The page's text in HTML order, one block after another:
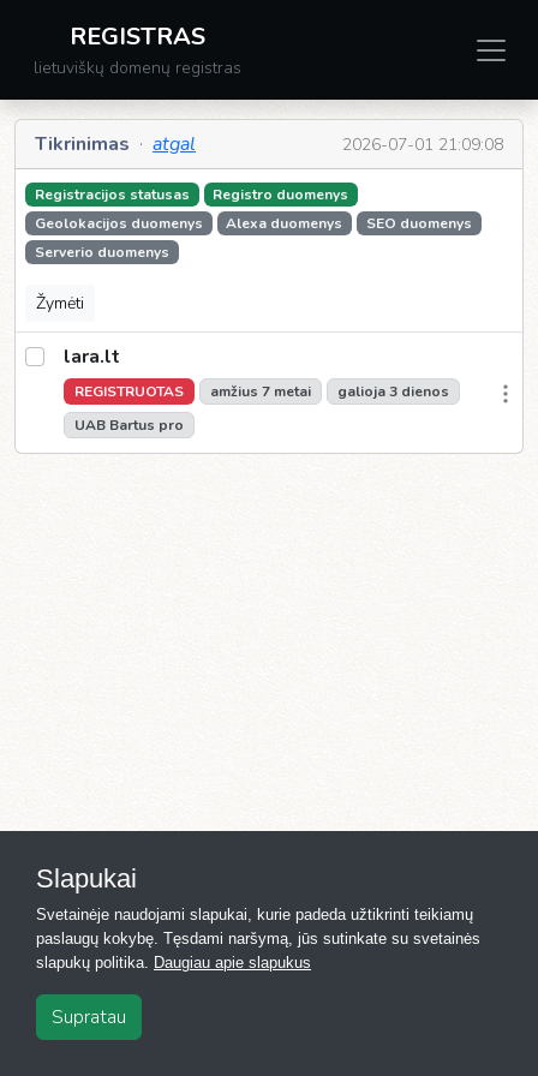
REGISTRAS
lietuviškų domenų registras
Tikrinimas · atgal 2026-07-01 21:09:08
Registracijos statusas
Registro duomenys
Geolokacijos duomenys
Alexa duomenys
SEO duomenys
Serverio duomenys
Žymėti
lara.lt
REGISTRUOTAS amžius 7 metai
galioja 3 dienos
UAB Bartus pro
2026
Slapukai
Svetainėje naudojami slapukai, kurie padeda užtikrinti teikiamų
paslaugų kokybę. Tęsdami naršymą, jūs sutinkate su svetainės
slapukų politika. Daugiau apie slapukus
Supratau